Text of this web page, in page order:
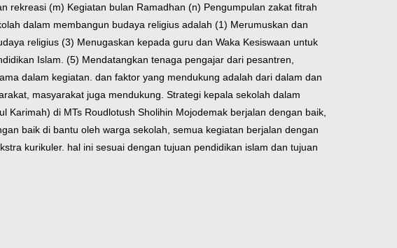
rekreasi (m) Kegiatan bulan Ramadhan (n) Pengumpulan zakat fitrah
dalam membangun budaya religius adalah (1) Merumuskan dan
religius (3) Menugaskan kepada guru dan Waka Kesiswaan untuk
Islam. (5) Mendatangkan tenaga pengajar dari pesantren,
dalam kegiatan. dan faktor yang mendukung adalah dari dalam dan
masyarakat juga mendukung. Strategi kepala sekolah dalam
di MTs Roudlotush Sholihin Mojodemak berjalan dengan baik,
baik di bantu oleh warga sekolah, semua kegiatan berjalan dengan
kurikuler. hal ini sesuai dengan tujuan pendidikan islam dan tujuan